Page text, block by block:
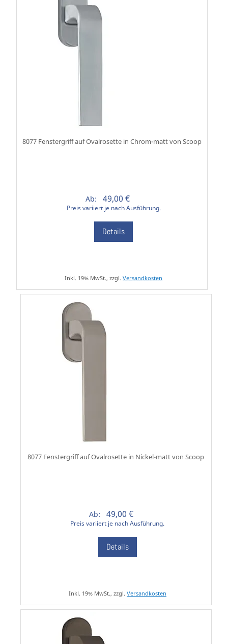
8077 Fenstergriff auf Ovalrosette in Chrom-matt von Scoop
Ab: 49,00 €
Preis variiert je nach Ausführung.
Details
Inkl. 19% MwSt., zzgl.Versandkosten
8077 Fenstergriff auf Ovalrosette in Nickel-matt von Scoop
Ab: 49,00 €
Preis variiert je nach Ausführung.
Details
Inkl. 19% MwSt., zzgl. Versandkosten